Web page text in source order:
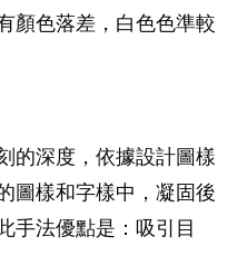
顏色落差，白色色準較
的深度，依據設計圖樣
圖樣和字樣中，凝固後
手法優點是：吸引目